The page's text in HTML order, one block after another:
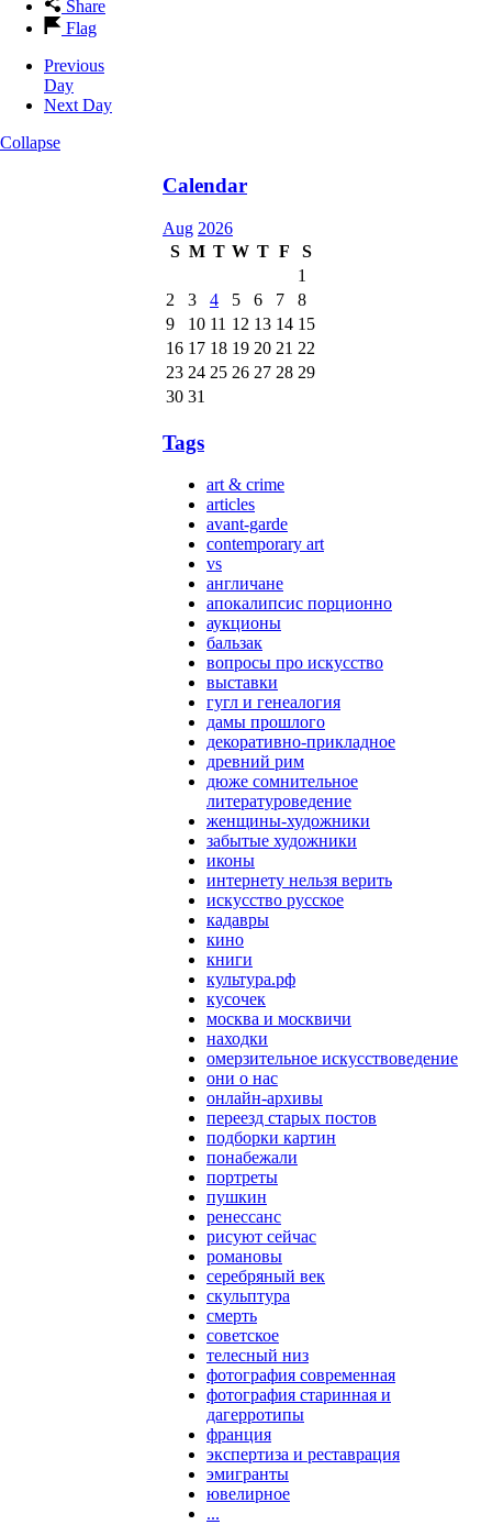
Share
Flag
Previous
Day
Next Day
Collapse
Calendar
Aug 2026
S M T W T F
S
1
2
3 4 5 6 7
8
9
10 11 12 13 14 15
16 17 18 19 20 21 22
23 24 25 26 27 28 29
30 31
Tags
art & crime
articles
avant-garde
contemporary art
vs
англичане
апокалипсис порционно
аукционы
бальзак
вопросы про искусство
выставки
гугл и генеалогия
дамы прошлого
декоративно-прикладное
древний рим
дюже сомнительное
литературоведение
женщины-художники
забытые художники
иконы
интернету нельзя верить
искусство русское
кадавры
кино
книги
культура.рф
кусочек
москва и москвичи
находки
омерзительное искусствоведение
они о нас
онлайн-архивы
переезд старых постов
подборки картин
понабежали
портреты
пушкин
ренессанс
рисуют сейчас
романовы
серебряный век
скульптура
смерть
советское
телесный низ
фотография современная
фотография старинная и
дагерротипы
франция
экспертиза и реставрация
эмигранты
ювелирное
...